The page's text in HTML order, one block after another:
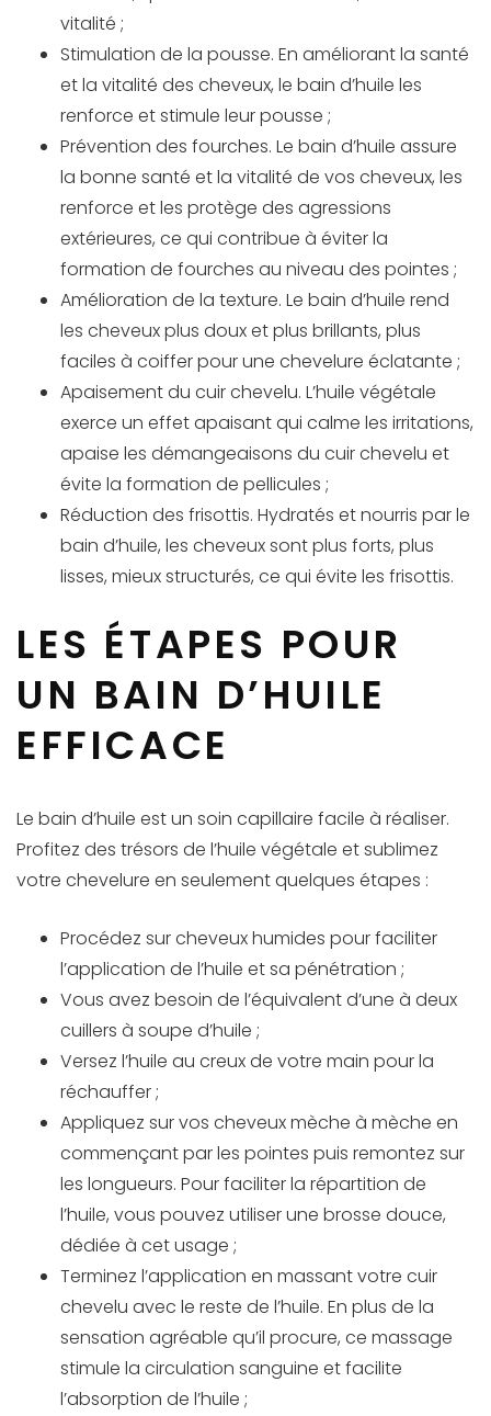
vitalité ;
Stimulation de la pousse. En améliorant la santé
et la vitalité des cheveux, le bain d’huile les
renforce et stimule leur pousse ;
Prévention des fourches. Le bain d’huile assure
la bonne santé et la vitalité de vos cheveux, les
renforce et les protège des agressions
extérieures, ce qui contribue à éviter la
formation de fourches au niveau des pointes ;
Amélioration de la texture. Le bain d’huile rend
les cheveux plus doux et plus brillants, plus
faciles à coiffer pour une chevelure éclatante ;
Apaisement du cuir chevelu. L’huile végétale
exerce un effet apaisant qui calme les irritations,
apaise les démangeaisons du cuir chevelu et
évite la formation de pellicules ;
Réduction des frisottis. Hydratés et nourris par le
bain d’huile, les cheveux sont plus forts, plus
lisses, mieux structurés, ce qui évite les frisottis.
LES ÉTAPES POUR
UN BAIN D’HUILE
EFFICACE
Le bain d’huile est un soin capillaire facile à réaliser.
Profitez des trésors de l’huile végétale et sublimez
votre chevelure en seulement quelques étapes :
Procédez sur cheveux humides pour faciliter
l’application de l’huile et sa pénétration ;
Vous avez besoin de l’équivalent d’une à deux
cuillers à soupe d’huile ;
Versez l’huile au creux de votre main pour la
réchauffer ;
Appliquez sur vos cheveux mèche à mèche en
commençant par les pointes puis remontez sur
les longueurs. Pour faciliter la répartition de
l’huile, vous pouvez utiliser une brosse douce,
dédiée à cet usage ;
Terminez l’application en massant votre cuir
chevelu avec le reste de l’huile. En plus de la
sensation agréable qu’il procure, ce massage
stimule la circulation sanguine et facilite
l’absorption de l’huile ;